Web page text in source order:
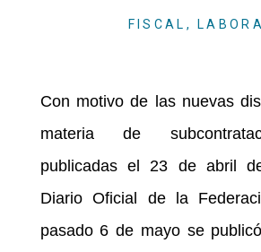
FISCAL ,
Con motivo de las nuevas
materia de
publicadas el 23 de abril
Diario Oficial de la
pasado 6 de mayo se